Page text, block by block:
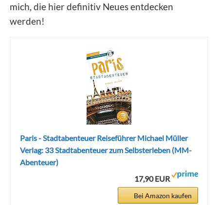
mich, die hier definitiv Neues entdecken
werden!
Paris - Stadtabenteuer Reiseführer Michael Müller
Verlag: 33 Stadtabenteuer zum Selbsterleben (MM-
Abenteuer)
17,90 EUR
Bei Amazon kaufen